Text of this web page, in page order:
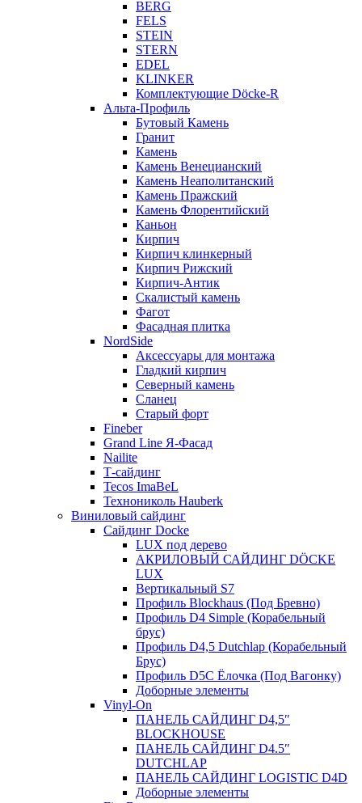
BERG
FELS
STEIN
STERN
EDEL
KLINKER
Комплектующие Döcke-R
Альта-Профиль
Бутовый Камень
Гранит
Камень
Камень Венецианский
Камень Неаполитанский
Камень Пражский
Камень Флорентийский
Каньон
Кирпич
Кирпич клинкерный
Кирпич Рижский
Кирпич-Антик
Скалистый камень
Фагот
Фасадная плитка
NordSide
Аксессуары для монтажа
Гладкий кирпич
Северный камень
Сланец
Старый форт
Fineber
Grand Line Я-Фасад
Nailite
Т-сайдинг
Tecos ImaBeL
Технониколь Hauberk
Виниловый сайдинг
Сайдинг Docke
LUX под дерево
АКРИЛОВЫЙ САЙДИНГ DÖCKE
LUX
Вертикальный S7
Профиль Blockhaus (Под Бревно)
Профиль D4 Simple (Корабельный
брус)
Профиль D4,5 Dutchlap (Корабельный
Брус)
Профиль D5C Ёлочка (Под Вагонку)
Доборные элементы
Vinyl-On
ПАНЕЛЬ САЙДИНГ D4,5″
BLOCKHOUSE
ПАНЕЛЬ САЙДИНГ D4.5″
DUTCHLAP
ПАНЕЛЬ САЙДИНГ LOGISTIC D4D
Доборные элементы